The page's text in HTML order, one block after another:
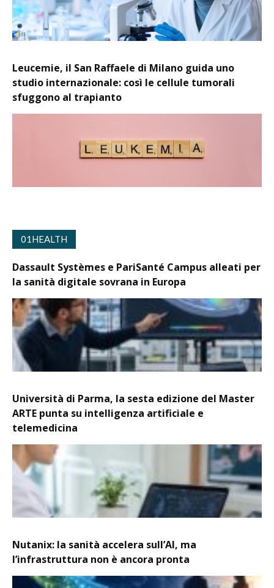
Leucemie, il San Raffaele di Milano guida uno
studio internazionale: così le cellule tumorali
sfuggono al trapianto
01HEALTH
Dassault Systèmes e PariSanté Campus alleati per
la sanità digitale sovrana in Europa
Università di Parma, la sesta edizione del Master
ARTE punta su intelligenza artificiale e
telemedicina
Nutanix: la sanità accelera sull’AI, ma
l’infrastruttura non è ancora pronta